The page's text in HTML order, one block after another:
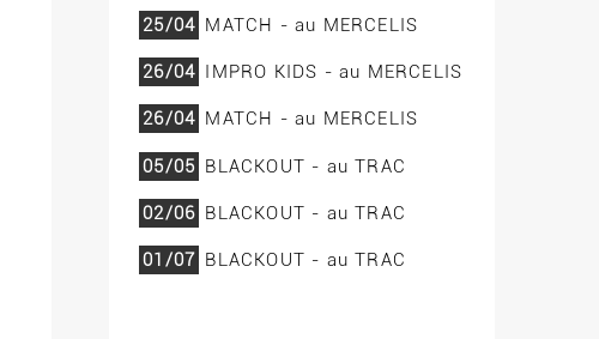
25/04 MATCH - au MERCELIS
26/04 IMPRO KIDS - au MERCELIS
26/04 MATCH - au MERCELIS
05/05 BLACKOUT - au TRAC
02/06 BLACKOUT - au TRAC
01/07 BLACKOUT - au TRAC